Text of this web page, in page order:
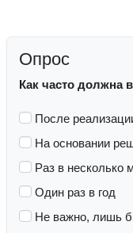
Опрос
Как часто должна
После
На основании
Раз в несколько
Один раз в год
Не важно, лишь